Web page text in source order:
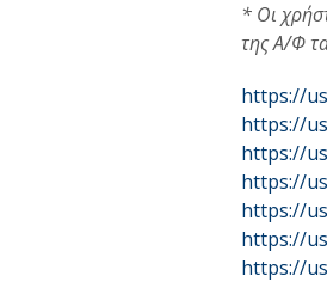
* Οι
της Α/Φ
https://
https://
https://
https://
https://
https://
https://